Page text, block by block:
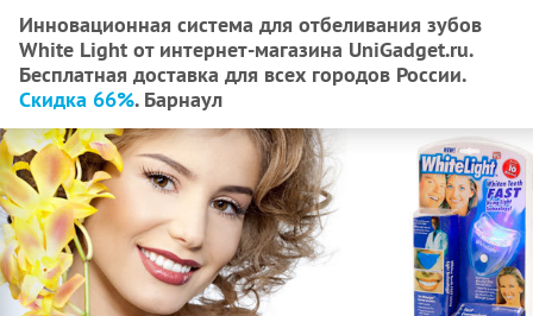
Инновационная система для отбеливания зубов
White Light от интернет-магазина UniGadget.ru.
Бесплатная доставка для всех городов России.
Скидка 66%. Барнаул